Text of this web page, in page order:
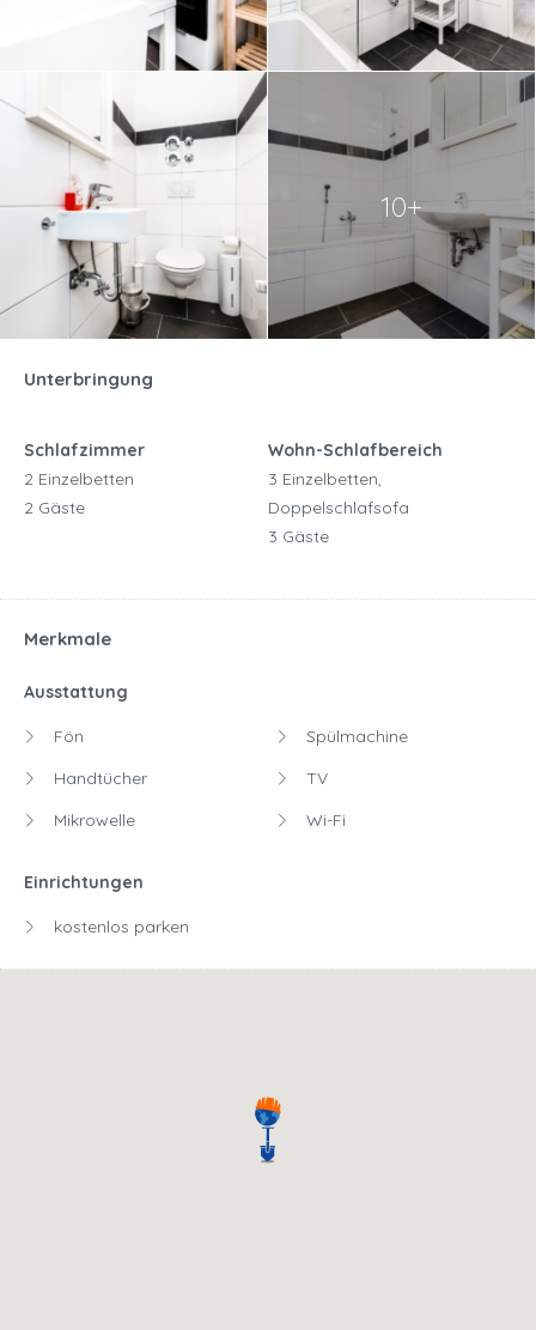
10+
Unterbringung
Schlafzimmer
2 Einzelbetten
2 Gäste
Wohn-Schlafbereich
3 Einzelbetten,
Doppelschlafsofa
3 Gäste
Merkmale
Ausstattung
Fön
Handtücher
Mikrowelle
Spülmachine
TV
Wi-Fi
Einrichtungen
kostenlos parken